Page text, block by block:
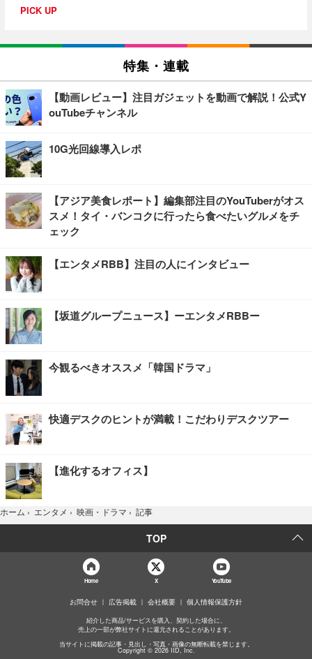
PICK UP
特集・連載
【動画レビュー】注目ガジェットを動画で解説！公式Y
ouTubeチャンネル
10G光回線導入レポ
【アジア美食レポート】編集部注目のYouTuberがオス
スメ！タイ・バンコクに行ったら食べたいグルメをチ
ェック
【エンタメRBB】注目の人にインタビュー
【坂道グループニュース】ーエンタメRBBー
今観るべきオススメ「韓国ドラマ」
快適デスクのヒントが満載！こだわりデスクツアー
【進化するオフィス】
ホーム › エンタメ › 映画・ドラマ › 記事
TOP
Home X YouTube
お問合せ 広告掲載 会社概要 個人情報保護方針
紹介した商品/サービスを購入、契約した場合に、
売上の一部が弊社サイトに還元されることがあります。
当サイトに掲載の記事・見出し・写真・画像の無断転載を禁じます。
Copyright © 2026 IID, Inc.